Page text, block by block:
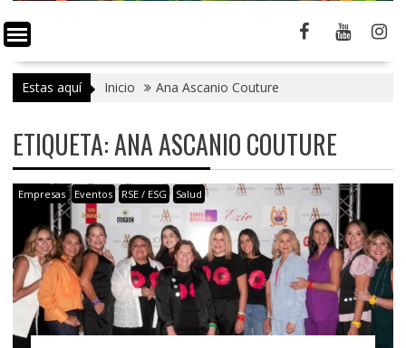
Estas aquí Inicio Ana Ascanio Couture
ETIQUETA:ANA ASCANIO COUTURE
Empresas Eventos RSE / ESG Salud